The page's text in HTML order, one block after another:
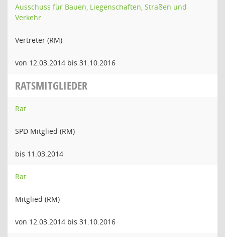
Ausschuss für Bauen, Liegenschaften, Straßen und
Verkehr
Vertreter (RM)
von 12.03.2014 bis 31.10.2016
RATSMITGLIEDER
Rat
SPD Mitglied (RM)
bis 11.03.2014
Rat
Mitglied (RM)
von 12.03.2014 bis 31.10.2016